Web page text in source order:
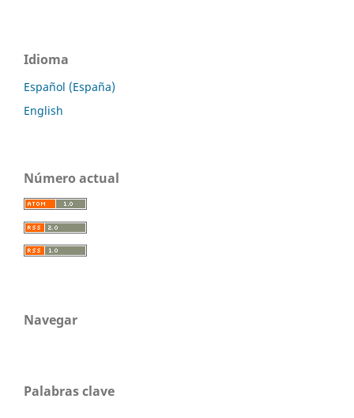
Idioma
Español (España)
English
Número actual
Navegar
Palabras clave